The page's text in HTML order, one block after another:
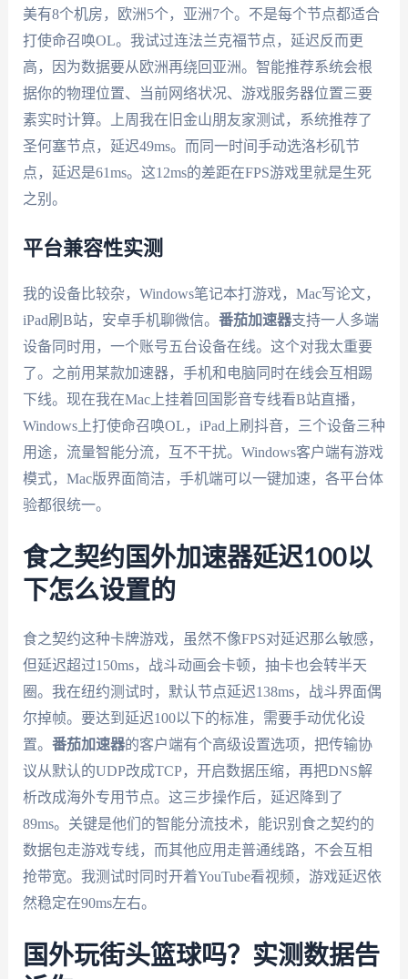
美有8个机房，欧洲5个，亚洲7个。不是每个节点都适合
打使命召唤OL。我试过连法兰克福节点，延迟反而更
高，因为数据要从欧洲再绕回亚洲。智能推荐系统会根
据你的物理位置、当前网络状况、游戏服务器位置三要
素实时计算。上周我在旧金山朋友家测试，系统推荐了
圣何塞节点，延迟49ms。而同一时间手动选洛杉矶节
点，延迟是61ms。这12ms的差距在FPS游戏里就是生死
之别。
平台兼容性实测
我的设备比较杂，Windows笔记本打游戏，Mac写论文，
iPad刷B站，安卓手机聊微信。 番茄加速器支持一人多端
设备同时用，一个账号五台设备在线。这个对我太重要
了。之前用某款加速器，手机和电脑同时在线会互相踢
下线。现在我在Mac上挂着回国影音专线看B站直播，
Windows上打使命召唤OL，iPad上刷抖音，三个设备三种
用途，流量智能分流，互不干扰。Windows客户端有游戏
模式，Mac版界面简洁，手机端可以一键加速，各平台体
验都很统一。
食之契约国外加速器延迟100以
下怎么设置的
食之契约这种卡牌游戏，虽然不像FPS对延迟那么敏感，
但延迟超过150ms，战斗动画会卡顿，抽卡也会转半天
圈。我在纽约测试时，默认节点延迟138ms，战斗界面偶
尔掉帧。要达到延迟100以下的标准，需要手动优化设
置。 番茄加速器的客户端有个高级设置选项，把传输协
议从默认的UDP改成TCP，开启数据压缩，再把DNS解
析改成海外专用节点。这三步操作后，延迟降到了
89ms。关键是他们的智能分流技术，能识别食之契约的
数据包走游戏专线，而其他应用走普通线路，不会互相
抢带宽。我测试时同时开着YouTube看视频，游戏延迟依
然稳定在90ms左右。
国外玩街头篮球吗？实测数据告